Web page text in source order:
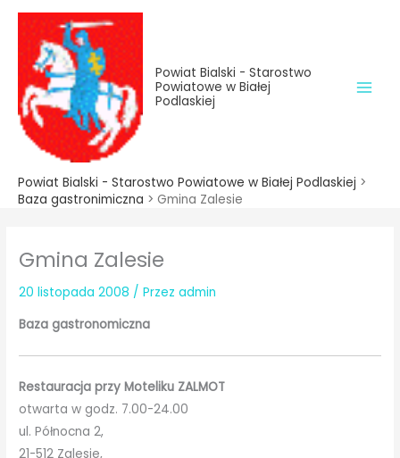
treści
Przejdź
treści
Powiat Bialski - Starostwo
Powiatowe w Białej
Podlaskiej
Powiat Bialski - Starostwo Powiatowe w Białej Podlaskiej >
Baza gastronimiczna > Gmina Zalesie
Gmina Zalesie
20 listopada 2008 / Przezadmin
Baza gastronomiczna
Restauracja przy Moteliku ZALMOT
otwarta w godz. 7.00-24.00
ul. Północna 2,
21-512 Zalesie,